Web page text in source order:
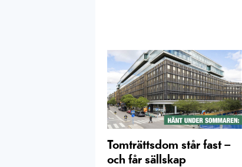
Tomträttsdom står fast –
och får sällskap